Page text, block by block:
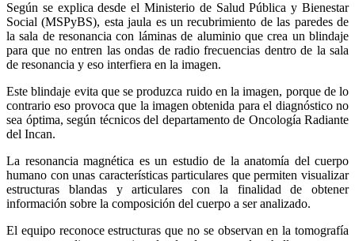
Según se explica desde el Ministerio de Salud Pública y Bienestar
Social (MSPyBS), esta jaula es un recubrimiento de las paredes de
la sala de resonancia con láminas de aluminio que crea un blindaje
para que no entren las ondas de radio frecuencias dentro de la sala
de resonancia y eso interfiera en la imagen.
Este blindaje evita que se produzca ruido en la imagen, porque de lo
contrario eso provoca que la imagen obtenida para el diagnóstico no
sea óptima, según técnicos del departamento de Oncología Radiante
del Incan.
La resonancia magnética es un estudio de la anatomía del cuerpo
humano con unas características particulares que permiten visualizar
estructuras blandas y articulares con la finalidad de obtener
información sobre la composición del cuerpo a ser analizado.
El equipo reconoce estructuras que no se observan en la tomografía